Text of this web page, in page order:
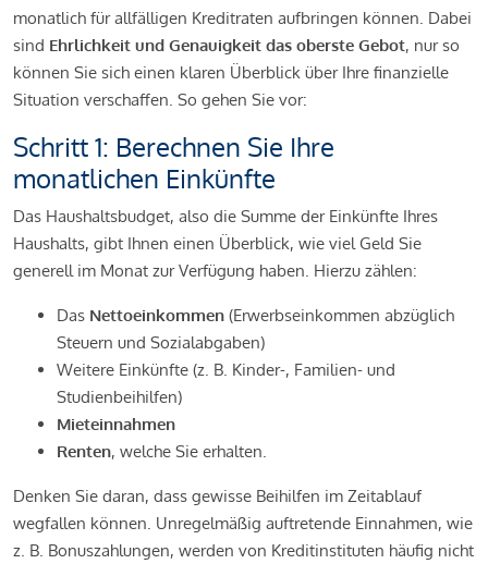
monatlich für allfälligen Kreditraten aufbringen können. Dabei
sind Ehrlichkeit und Genauigkeit das oberste Gebot, nur so
können Sie sich einen klaren Überblick über Ihre finanzielle
Situation verschaffen. So gehen Sie vor:
Schritt 1: Berechnen Sie Ihre
monatlichen Einkünfte
Das Haushaltsbudget, also die Summe der Einkünfte Ihres
Haushalts, gibt Ihnen einen Überblick, wie viel Geld Sie
generell im Monat zur Verfügung haben. Hierzu zählen:
Das Nettoeinkommen (Erwerbseinkommen abzüglich
Steuern und Sozialabgaben)
Weitere Einkünfte (z. B. Kinder-, Familien- und
Studienbeihilfen)
Mieteinnahmen
Renten, welche Sie erhalten.
Denken Sie daran, dass gewisse Beihilfen im Zeitablauf
wegfallen können. Unregelmäßig auftretende Einnahmen, wie
z. B. Bonuszahlungen, werden von Kreditinstituten häufig nicht